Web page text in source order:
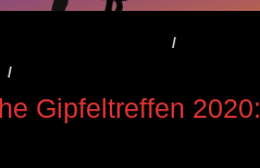
/
/
Gipfeltreffen